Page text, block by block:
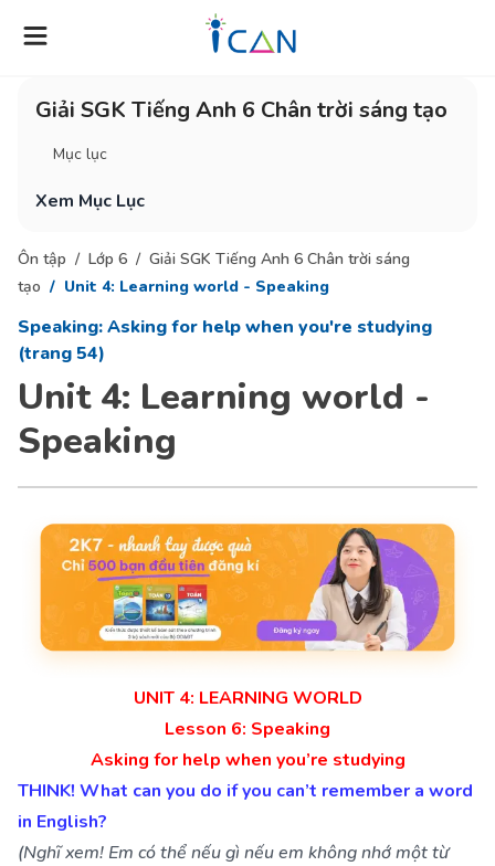
Giải SGK Tiếng Anh 6 Chân trời sáng tạo
Mục lục
Xem Mục Lục
Ôn tập Lớp 6
Giải SGK Tiếng Anh 6 Chân trời sáng
tạo
Unit 4: Learning world - Speaking
Speaking: Asking for help when you're studying
(trang 54)
Unit 4: Learning world -
Speaking
UNIT 4: LEARNING WORLD
Lesson 6: Speaking
Asking for help when you’re studying
THINK! What can you do if you can’t remember a word
in English?
(Nghĩ xem! Em có thể nếu gì nếu em không nhớ một từ